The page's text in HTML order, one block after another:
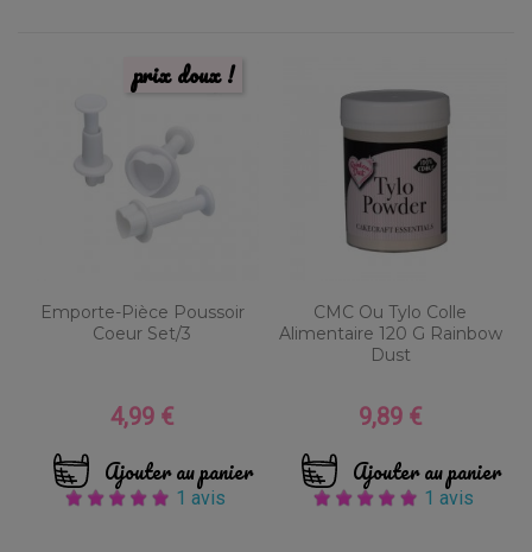
Emporte-Pièce Poussoir
Coeur Set/3
Prix
4,99 €
Ajouter au panier
1 avis
prix doux !
CMC Ou Tylo Colle
Alimentaire 120 G Rainbow
Dust
Prix
9,89 €
Ajouter au panier
1 avis